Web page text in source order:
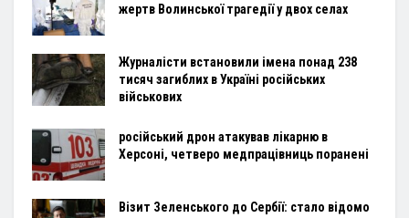
жертв Волинської трагедії у двох селах
Журналісти встановили імена понад 238
тисяч загиблих в Україні російських
військових
російський дрон атакував лікарню в
Херсоні, четверо медпрацівниць поранені
Візит Зеленського до Сербії: стало відомо